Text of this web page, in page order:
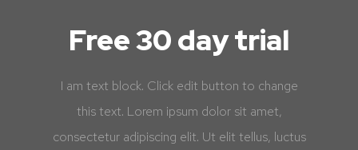
Free 30 day trial
I am text block. Click edit button to change
this text. Lorem ipsum dolor sit amet,
consectetur adipiscing elit. Ut elit tellus, luctus